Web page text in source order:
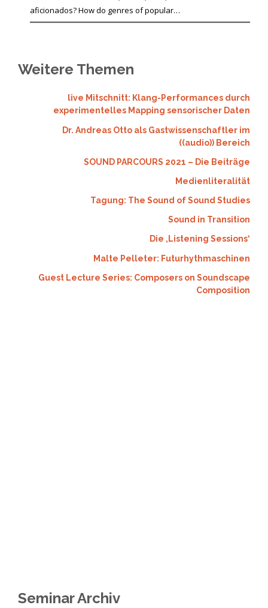
aficionados? How do genres of popular…
Weitere Themen
live Mitschnitt: Klang-Performances durch
experimentelles Mapping sensorischer Daten
Dr. Andreas Otto als Gastwissenschaftler im
((audio)) Bereich
SOUND PARCOURS 2021 – Die Beiträge
Medienliteralität
Tagung: The Sound of Sound Studies
Sound in Transition
Die ‚Listening Sessions‘
Malte Pelleter: Futurhythmaschinen
Guest Lecture Series: Composers on Soundscape
Composition
Seminar Archiv